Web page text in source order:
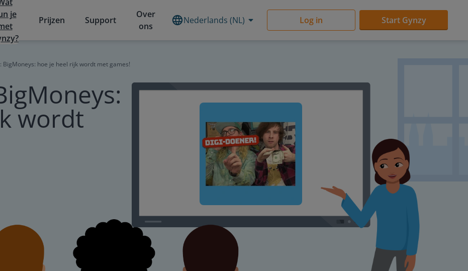
je
Prijzen Support
Over
ons
Nederlands (NL) Log in Start Gynzy
BigMoneys: hoe je heel rijk wordt met games!
wordt